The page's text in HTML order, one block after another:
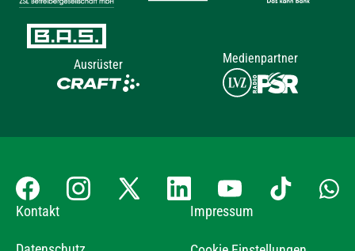
Ausrüster Medienpartner
Kontakt Impressum